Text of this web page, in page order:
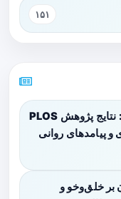
۱۵۱
درک تجربه‌های غیرعادی: نتایج پژوهش PLOS
بر خلق‌وخو و